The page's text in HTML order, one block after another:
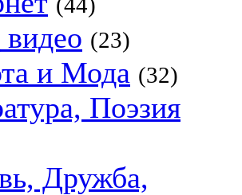
(23)
и Мода (32)
Поэзия
Дружба,